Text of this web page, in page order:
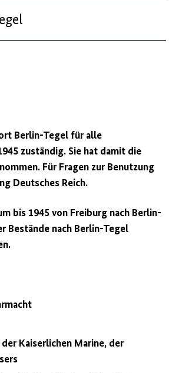
Berlin-Tegel für alle
zuständig. Sie hat damit die
Für Fragen zur Benutzung
Deutsches Reich.
bis 1945 von Freiburg nach Berlin-
Bestände nach Berlin-Tegel
Kaiserlichen Marine, der